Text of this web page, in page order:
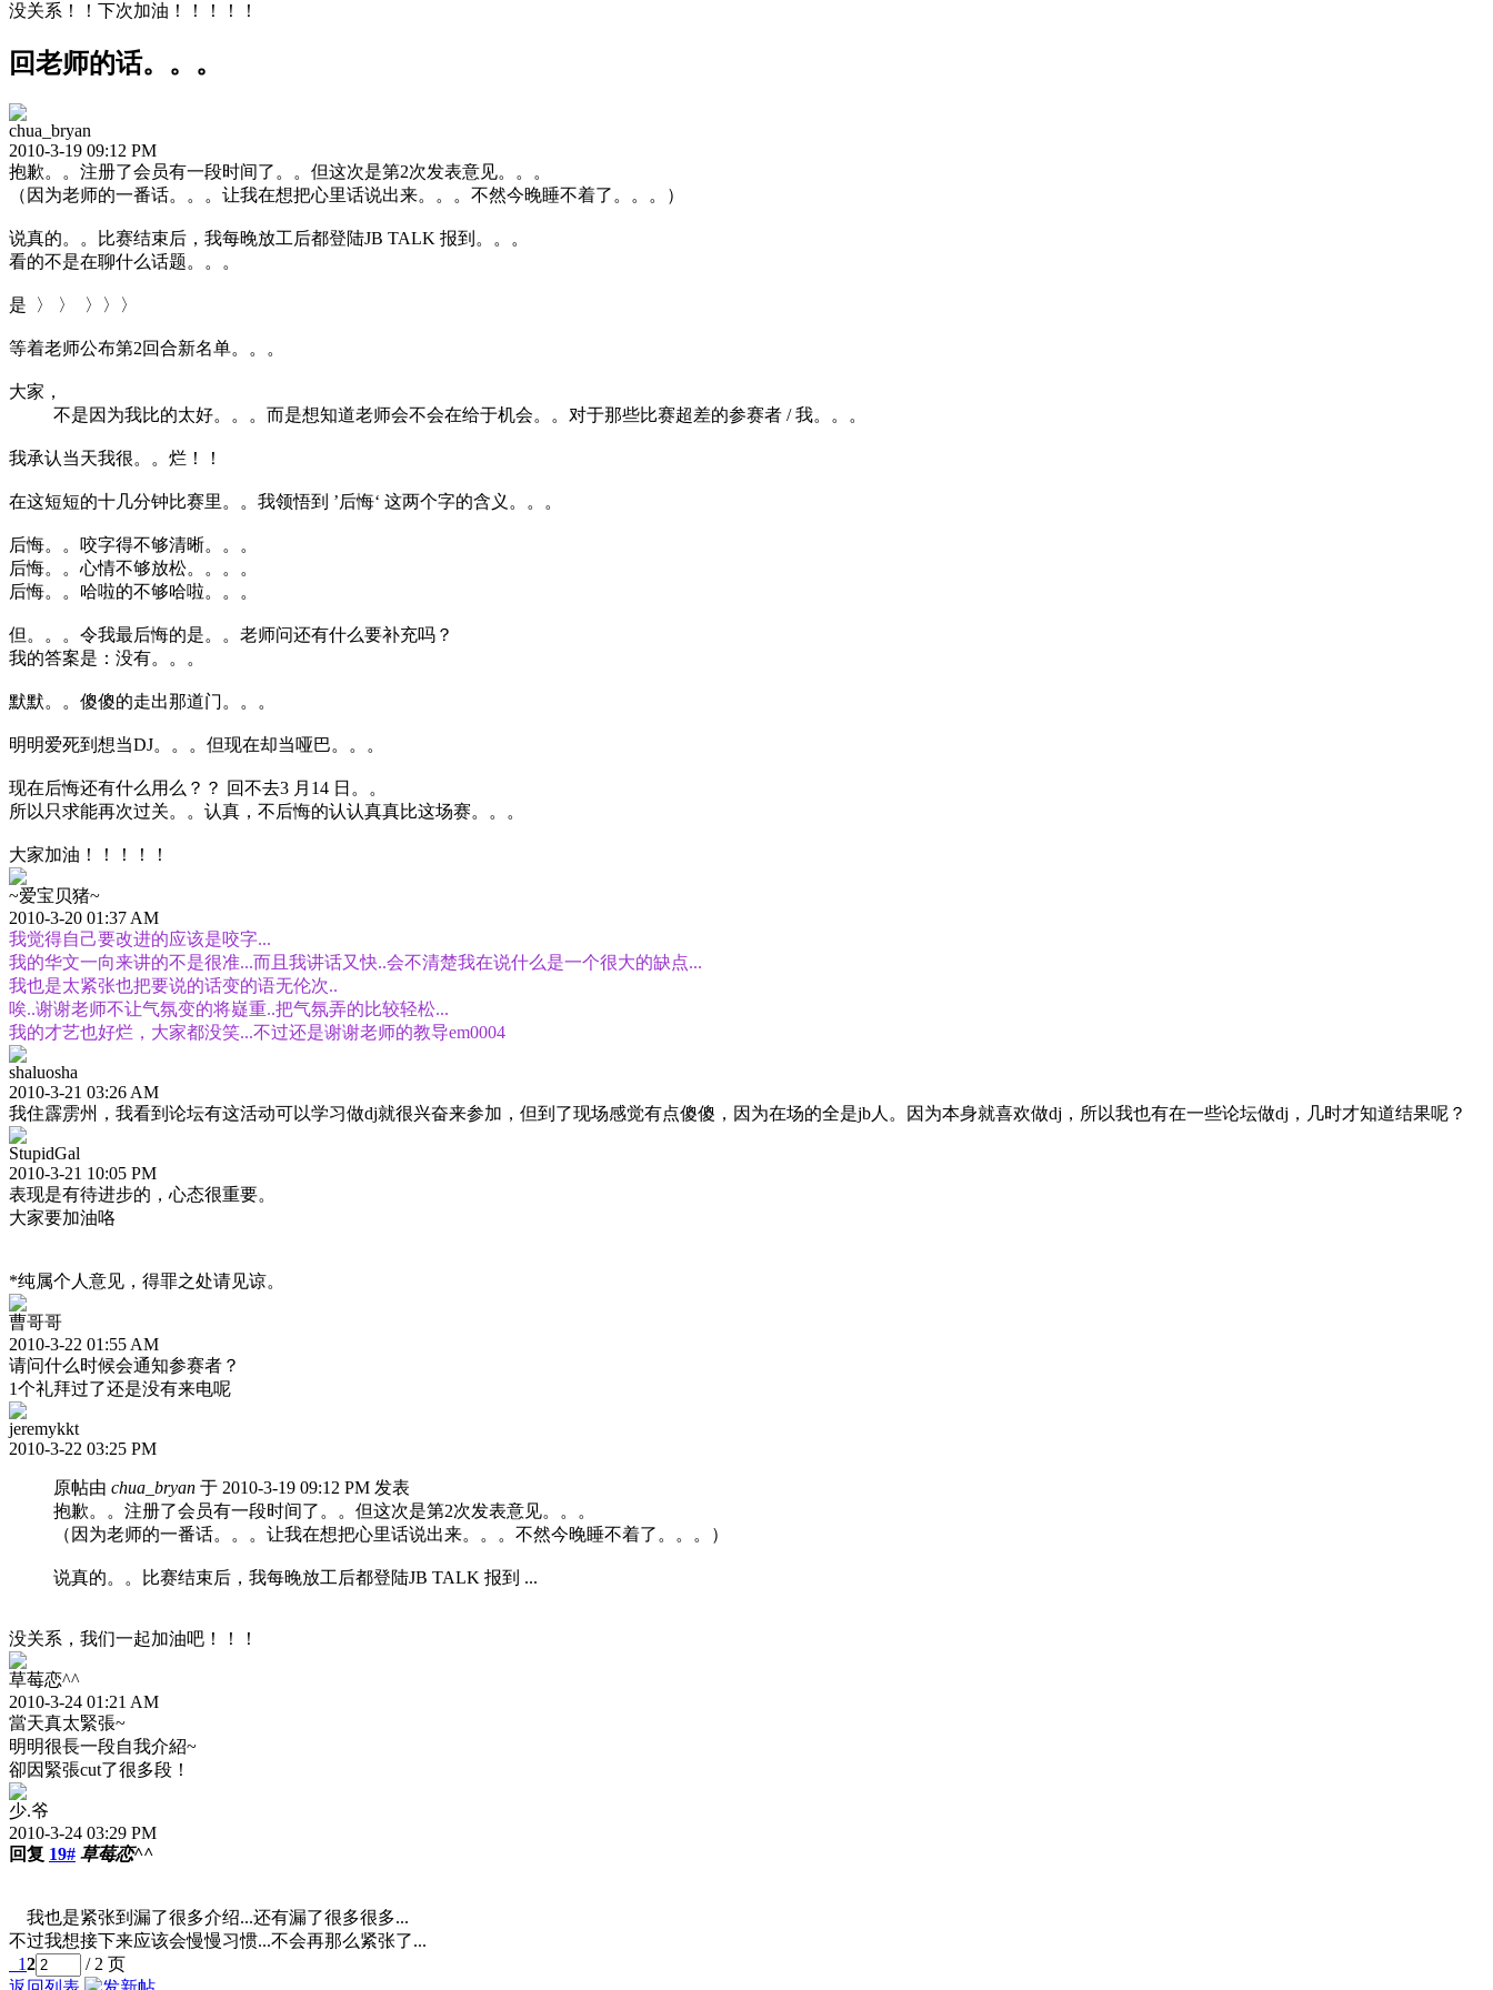
没关系！！下次加油！！！！！
回老师的话。。。
chua_bryan
2010-3-19 09:12 PM
抱歉。。注册了会员有一段时间了。。但这次是第2次发表意见。。。
（因为老师的一番话。。。让我在想把心里话说出来。。。不然今晚睡不着了。。。）
说真的。。比赛结束后，我每晚放工后都登陆JB TALK 报到。。。
看的不是在聊什么话题。。。
是 〉 〉 〉〉〉
等着老师公布第2回合新名单。。。
大家，
不是因为我比的太好。。。而是想知道老师会不会在给于机会。。对于那些比赛超差的参赛者 / 我。。。
我承认当天我很。。烂！！
在这短短的十几分钟比赛里。。我领悟到 ’后悔‘ 这两个字的含义。。。
后悔。。咬字得不够清晰。。。
后悔。。心情不够放松。。。。
后悔。。哈啦的不够哈啦。。。
但。。。令我最后悔的是。。老师问还有什么要补充吗？
我的答案是：没有。。。
默默。。傻傻的走出那道门。。。
明明爱死到想当DJ。。。但现在却当哑巴。。。
现在后悔还有什么用么？？ 回不去3 月14 日。。
所以只求能再次过关。。认真，不后悔的认认真真比这场赛。。。
大家加油！！！！！
~爱宝贝猪~
2010-3-20 01:37 AM
我觉得自己要改进的应该是咬字...
我的华文一向来讲的不是很准...而且我讲话又快..会不清楚我在说什么是一个很大的缺点...
我也是太紧张也把要说的话变的语无伦次..
唉..谢谢老师不让气氛变的将嶷重..把气氛弄的比较轻松...
我的才艺也好烂，大家都没笑...不过还是谢谢老师的教导em0004
shaluosha
2010-3-21 03:26 AM
我住霹雳州，我看到论坛有这活动可以学习做dj就很兴奋来参加，但到了现场感觉有点傻傻，因为在场的全是jb人。因为本身就喜欢做dj，所以我也有在一些论坛做dj，几时才知道结果呢？
StupidGal
2010-3-21 10:05 PM
表现是有待进步的，心态很重要。
大家要加油咯
*纯属个人意见，得罪之处请见谅。
曹哥哥
2010-3-22 01:55 AM
请问什么时候会通知参赛者？
1个礼拜过了还是没有来电呢
jeremykkt
2010-3-22 03:25 PM
原帖由 chua_bryan 于 2010-3-19 09:12 PM 发表
抱歉。。注册了会员有一段时间了。。但这次是第2次发表意见。。。
（因为老师的一番话。。。让我在想把心里话说出来。。。不然今晚睡不着了。。。）
说真的。。比赛结束后，我每晚放工后都登陆JB TALK 报到 ...
没关系，我们一起加油吧！！！
草莓恋^^
2010-3-24 01:21 AM
當天真太緊張~
明明很長一段自我介紹~
卻因緊張cut了很多段！
少.爷
2010-3-24 03:29 PM
回复 19# 草莓恋^^
我也是紧张到漏了很多介绍...还有漏了很多很多...
不过我想接下来应该会慢慢习惯...不会再那么紧张了...
12
/ 2 页